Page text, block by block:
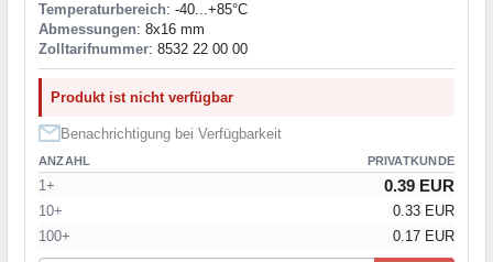
Temperaturbereich: -40...+85°C
Abmessungen: 8x16 mm
Zolltarifnummer: 8532 22 00 00
Produkt ist nicht verfügbar
Benachrichtigung bei Verfügbarkeit
ANZAHL PRIVATKUNDE
1+ 0.39 EUR
10+
0.33 EUR
100+
0.17 EUR